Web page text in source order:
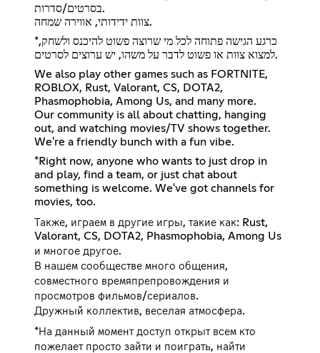
בסרטים/סדרות.
צוות ידידותי, אווירה שמחה.
*כרגע הגישה פתוחה לכל מי שרוצה פשוט להיכנס ולשחק,
למצוא צוות או פשוט לדבר על משהו, יש ערוצים לסרטים.
We also play other games such as FORTNITE,
ROBLOX, Rust, Valorant, CS, DOTA2,
Phasmophobia, Among Us, and many more.
Our community is all about chatting, hanging
out, and watching movies/TV shows together.
We're a friendly bunch with a fun vibe.
*Right now, anyone who wants to just drop in
and play, find a team, or just chat about
something is welcome. We've got channels for
movies, too.
Также, играем в другие игры, такие как: Rust,
Valorant, CS, DOTA2, Phasmophobia, Among Us
и многое другое.
В нашем сообществе много общения,
совместного времяпрепровождения и
просмотров фильмов/сериалов.
Дружный коллектив, веселая атмосфера.
*На данный момент доступ открыт всем кто
пожелает просто зайти и поиграть, найти